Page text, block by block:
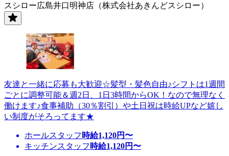
スシロー広島井口明神店（株式会社あきんどスシロー）
友達と一緒に応募も大歓迎☆髪型・髪色自由♪シフトは1週間
ごとに調整可能＆週2日、1日3時間からOK！なので無理なく
働けます♪食事補助（30％割引）や土日祝は時給UPなど嬉し
い制度がそろってます★
ホールスタッフ 時給1,120円〜
キッチンスタッフ 時給1,120円〜